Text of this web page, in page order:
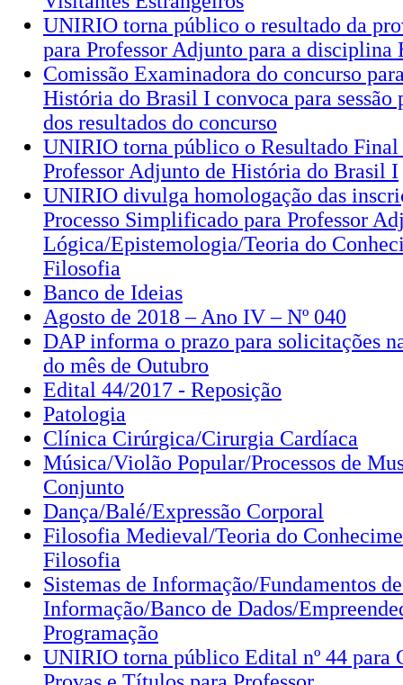
UNIRIO torna público o resultado da
para Professor Adjunto para a
Comissão Examinadora do concurso
História do Brasil I convoca para sessão
dos resultados do concurso
UNIRIO torna público o Resultado Final
Professor Adjunto de História do Brasil I
UNIRIO divulga homologação das
Processo Simplificado para Professor
Lógica/Epistemologia/Teoria do
Filosofia
Banco de Ideias
Agosto de 2018 – Ano IV – Nº 040
DAP informa o prazo para solicitações
do mês de Outubro
Edital 44/2017 - Reposição
Patologia
Clínica Cirúrgica/Cirurgia Cardíaca
Música/Violão Popular/Processos de
Conjunto
Dança/Balé/Expressão Corporal
Filosofia Medieval/Teoria do
Filosofia
Sistemas de Informação/Fundamentos
Informação/Banco de Dados/
Programação
UNIRIO torna público Edital nº 44 para